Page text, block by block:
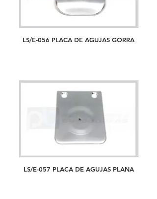
LS/E-056 PLACA DE AGUJAS GORRA
LS/E-057 PLACA DE AGUJAS PLANA